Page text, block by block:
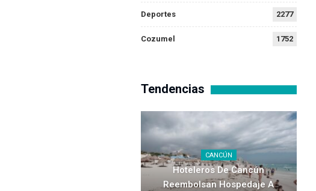
Deportes 2277
Cozumel 1752
Tendencias
CANCÚN
Hoteleros De Cancún
Reembolsan Hospedaje A